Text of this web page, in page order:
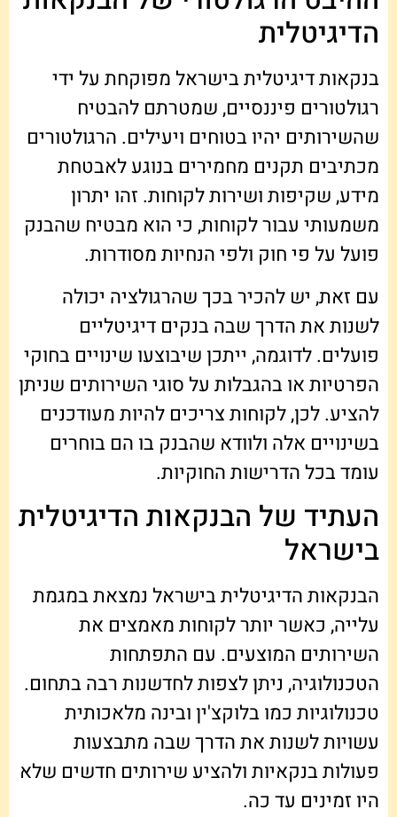
הדיגיטלית
בנקאות דיגיטלית בישראל מפוקחת על ידי
רגולטורים פיננסיים, שמטרתם להבטיח
שהשירותים יהיו בטוחים ויעילים. הרגולטורים
מכתיבים תקנים מחמירים בנוגע לאבטחת
מידע, שקיפות ושירות לקוחות. זהו יתרון
משמעותי עבור לקוחות, כי הוא מבטיח שהבנק
פועל על פי חוק ולפי הנחיות מסודרות.
עם זאת, יש להכיר בכך שהרגולציה יכולה
לשנות את הדרך שבה בנקים דיגיטליים
פועלים. לדוגמה, ייתכן שיבוצעו שינויים בחוקי
הפרטיות או בהגבלות על סוגי השירותים שניתן
להציע. לכן, לקוחות צריכים להיות מעודכנים
בשינויים אלה ולוודא שהבנק בו הם בוחרים
עומד בכל הדרישות החוקיות.
העתיד של הבנקאות הדיגיטלית
בישראל
הבנקאות הדיגיטלית בישראל נמצאת במגמת
עלייה, כאשר יותר לקוחות מאמצים את
השירותים המוצעים. עם התפתחות
הטכנולוגיה, ניתן לצפות לחדשנות רבה בתחום.
טכנולוגיות כמו בלוקצ'ין ובינה מלאכותית
עשויות לשנות את הדרך שבה מתבצעות
פעולות בנקאיות ולהציע שירותים חדשים שלא
היו זמינים עד כה.